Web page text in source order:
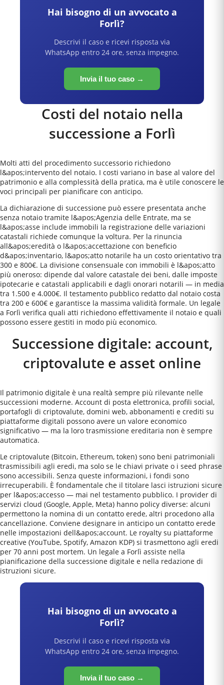
Hai bisogno di un avvocato a
Forlì?
Descrivi il caso e ricevi risposta via
WhatsApp entro 24 ore, senza impegno.
Invia il tuo caso →
Costi del notaio nella
successione a Forlì
Molti atti del procedimento successorio richiedono
l&apos;intervento del notaio. I costi variano in base al valore del
patrimonio e alla complessità della pratica, ma è utile conoscere le
voci principali per pianificare con anticipo.
La dichiarazione di successione può essere presentata anche
senza notaio tramite l&apos;Agenzia delle Entrate, ma se
l&apos;asse include immobili la registrazione delle variazioni
catastali richiede comunque la voltura. Per la rinuncia
all&apos;eredità o l&apos;accettazione con beneficio
d&apos;inventario, l&apos;atto notarile ha un costo orientativo tra
300 e 800€. La divisione consensuale con immobili è l&apos;atto
più oneroso: dipende dal valore catastale dei beni, dalle imposte
ipotecarie e catastali applicabili e dagli onorari notarili — in media
tra 1.500 e 4.000€. Il testamento pubblico redatto dal notaio costa
tra 200 e 600€ e garantisce la massima validità formale. Un legale
a Forlì verifica quali atti richiedono effettivamente il notaio e quali
possono essere gestiti in modo più economico.
Successione digitale: account,
criptovalute e asset online
Il patrimonio digitale è una realtà sempre più rilevante nelle
successioni moderne. Account di posta elettronica, profili social,
portafogli di criptovalute, domini web, abbonamenti e crediti su
piattaforme digitali possono avere un valore economico
significativo — ma la loro trasmissione ereditaria non è sempre
automatica.
Le criptovalute (Bitcoin, Ethereum, token) sono beni patrimoniali
trasmissibili agli eredi, ma solo se le chiavi private o i seed phrase
sono accessibili. Senza queste informazioni, i fondi sono
irrecuperabili. È fondamentale che il titolare lasci istruzioni sicure
per l&apos;accesso — mai nel testamento pubblico. I provider di
servizi cloud (Google, Apple, Meta) hanno policy diverse: alcuni
permettono la nomina di un contatto erede, altri procedono alla
cancellazione. Conviene designare in anticipo un contatto erede
nelle impostazioni dell&apos;account. Le royalty su piattaforme
creative (YouTube, Spotify, Amazon KDP) si trasmettono agli eredi
per 70 anni post mortem. Un legale a Forlì assiste nella
pianificazione della successione digitale e nella redazione di
istruzioni sicure.
Hai bisogno di un avvocato a
Forlì?
Descrivi il caso e ricevi risposta via
WhatsApp entro 24 ore, senza impegno.
Invia il tuo caso →